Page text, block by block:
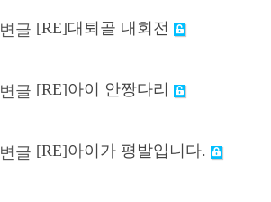
[RE]대퇴골 내회전
[RE]아이 안짱다리
[RE]아이가 평발입니다.